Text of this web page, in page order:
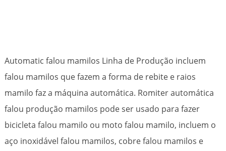
Automatic falou mamilos Linha de Produção incluem
falou mamilos que fazem a forma de rebite e raios
mamilo faz a máquina automática. Romiter automática
falou produção mamilos pode ser usado para fazer
bicicleta falou mamilo ou moto falou mamilo, incluem o
aço inoxidável falou mamilos, cobre falou mamilos e